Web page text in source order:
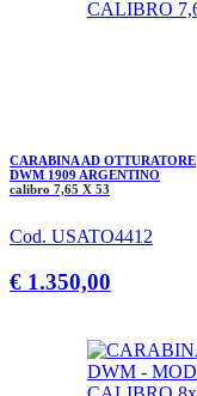
CARABINA AD OTTURATORE
DWM 1909 ARGENTINO
calibro 7,65 X 53
Cod. USATO4412
€ 1.350,00